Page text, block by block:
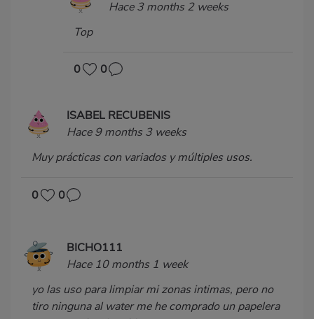
Hace 3 months 2 weeks
Top
0 0
ISABEL RECUBENIS
Hace 9 months 3 weeks
Muy prácticas con variados y múltiples usos.
0 0
BICHO111
Hace 10 months 1 week
yo las uso para limpiar mi zonas intimas, pero no
tiro ninguna al water me he comprado un papelera